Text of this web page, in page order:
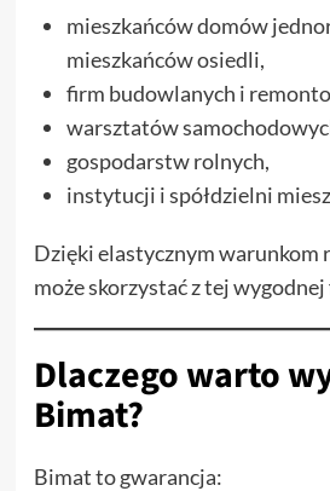
mieszkańców domów
mieszkańców osiedli,
firm budowlanych i
warsztatów
gospodarstw rolnych,
instytucji i spółdzielni
Dzięki elastycznym warunkom
może skorzystać z tej
Dlaczego warto
Bimat?
Bimat to gwarancja: